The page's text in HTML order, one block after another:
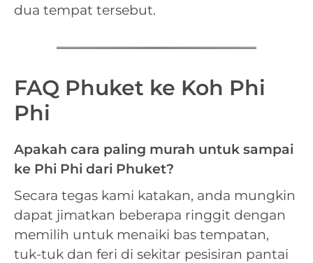
dua tempat tersebut.
FAQ Phuket ke Koh Phi
Phi
Apakah cara paling murah untuk sampai
ke Phi Phi dari Phuket?
Secara tegas kami katakan, anda mungkin
dapat jimatkan beberapa ringgit dengan
memilih untuk menaiki bas tempatan,
tuk-tuk dan feri di sekitar pesisiran pantai